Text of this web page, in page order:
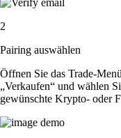
2
Pairing auswählen
Öffnen Sie das Trade-
„Verkaufen“ und wählen
gewünschte Krypto- oder